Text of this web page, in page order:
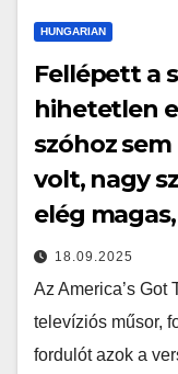
HUNGARIAN
Fellépett a
hihetetlen
szóhoz
volt, nagy
elég
mikrofont…
18.09.2025
Az America’s Got
televíziós műsor,
fordulót azok a